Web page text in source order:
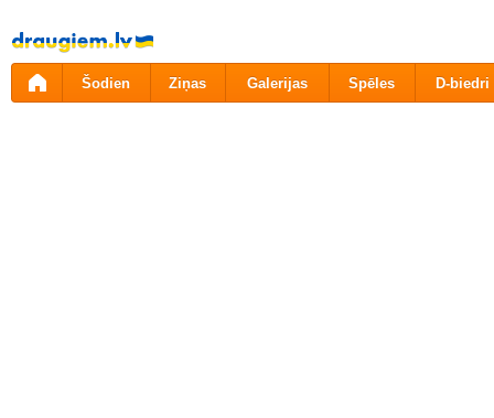
Pāriet
uz
saturu
Šodien Ziņas Galerijas Spēles D-biedri